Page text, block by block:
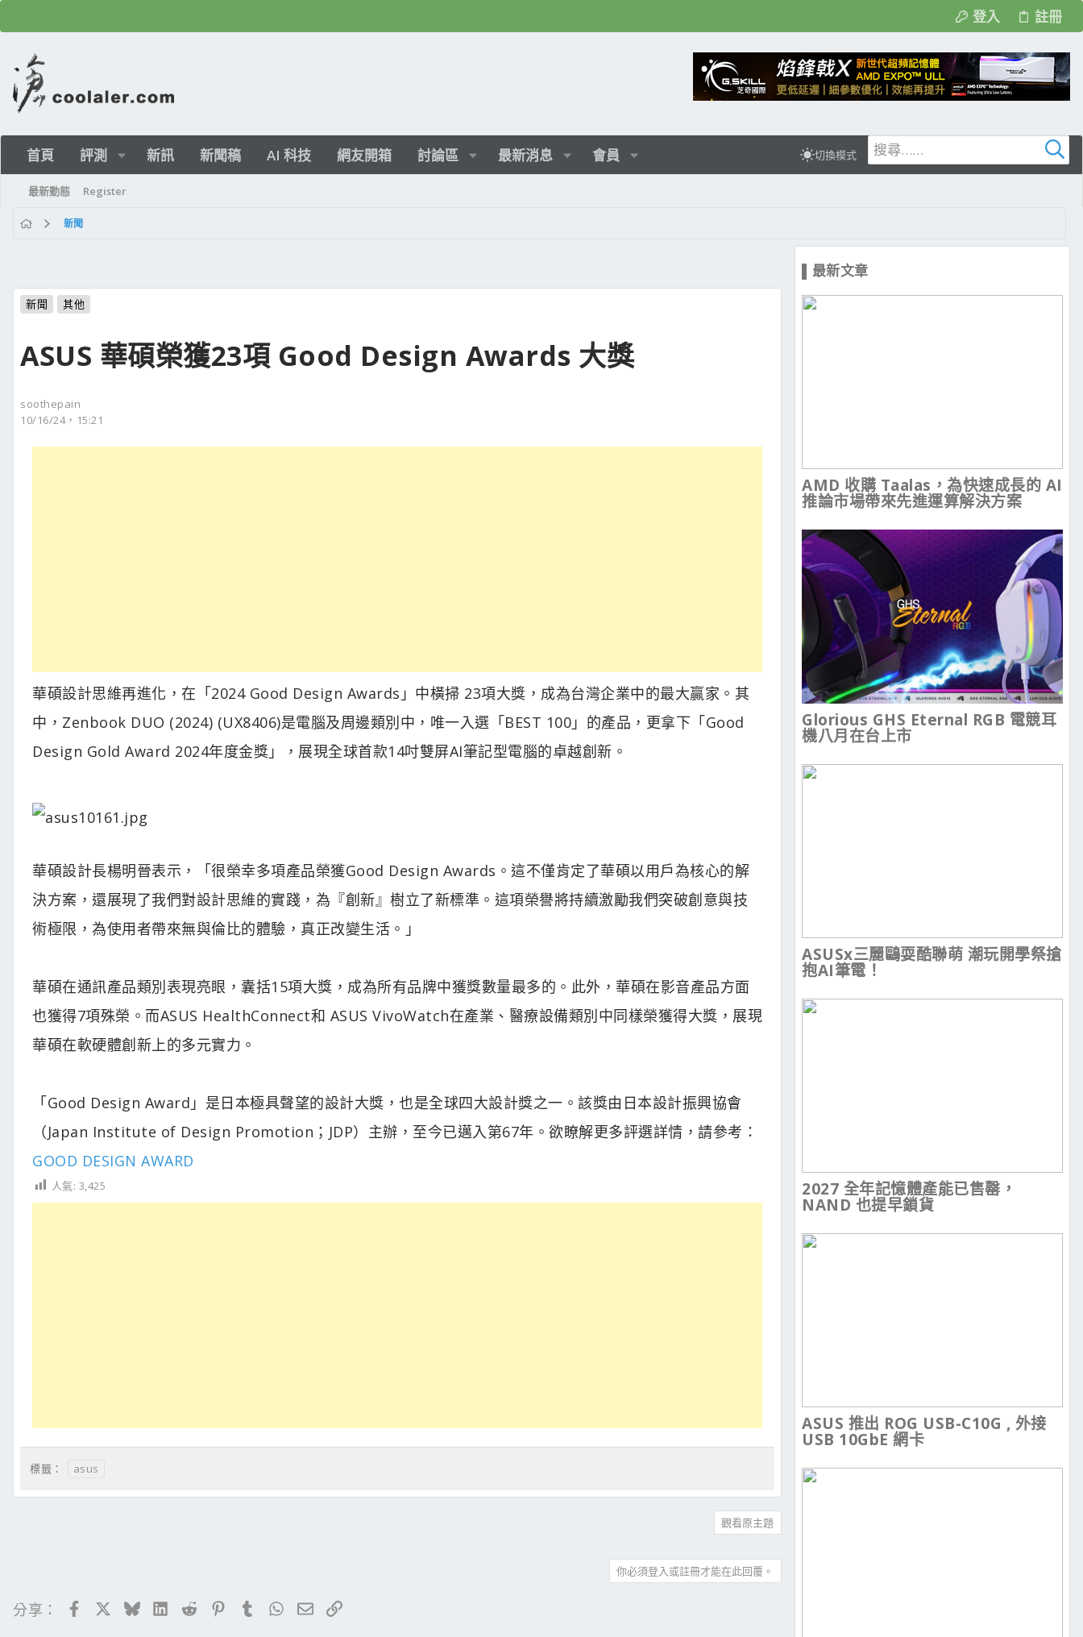
登入 註冊
首頁 評測 新訊 新聞稿 AI 科技 網友開箱 討論區 最新消息 會員 切換模式
最新動態 Register
新聞
新聞 其他
ASUS 華碩榮獲23項 Good Design Awards 大獎
soothepain
10/16/24，15:21
華碩設計思維再進化，在「2024 Good Design Awards」中橫掃 23項大獎，成為台灣企業中的最大贏家。其
中，Zenbook DUO (2024) (UX8406)是電腦及周邊類別中，唯一入選「BEST 100」的產品，更拿下「Good
Design Gold Award 2024年度金獎」，展現全球首款14吋雙屏AI筆記型電腦的卓越創新。
華碩設計長楊明晉表示，「很榮幸多項產品榮獲Good Design Awards。這不僅肯定了華碩以用戶為核心的解
決方案，還展現了我們對設計思維的實踐，為『創新』樹立了新標準。這項榮譽將持續激勵我們突破創意與技
術極限，為使用者帶來無與倫比的體驗，真正改變生活。」
華碩在通訊產品類別表現亮眼，囊括15項大獎，成為所有品牌中獲獎數量最多的。此外，華碩在影音產品方面
也獲得7項殊榮。而ASUS HealthConnect和 ASUS VivoWatch在產業、醫療設備類別中同樣榮獲得大獎，展現
華碩在軟硬體創新上的多元實力。
「Good Design Award」是日本極具聲望的設計大獎，也是全球四大設計獎之一。該獎由日本設計振興協會
（Japan Institute of Design Promotion；JDP）主辦，至今已邁入第67年。欲瞭解更多評選詳情，請參考：
GOOD DESIGN AWARD
人氣: 3,425
標籤： asus
觀看原主題
你必須登入或註冊才能在此回覆。
分享： FacebookBlueskyLinkedIn
RedditPinterestTumblrWhatsApp
電子郵件
連結
▌最新文章
AMD 收購 Taalas，為快速成長的 AI
推論市場帶來先進運算解決方案
Glorious GHS Eternal RGB 電競耳
機八月在台上市
ASUSx三麗鷗耍酷聯萌 潮玩開學祭搶
抱AI筆電！
2027 全年記憶體產能已售罄，
NAND 也提早鎖貨
ASUS 推出 ROG USB-C10G , 外接
USB 10GbE 網卡